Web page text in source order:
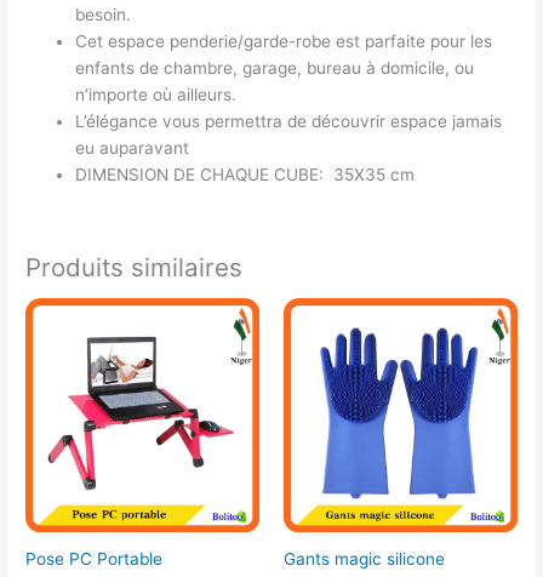
besoin.
Cet espace penderie/garde-robe est parfaite pour les
enfants de chambre, garage, bureau à domicile, ou
n’importe où ailleurs.
L’élégance vous permettra de découvrir espace jamais
eu auparavant
DIMENSION DE CHAQUE CUBE: 35X35 cm
Produits similaires
Pose PC Portable Gants magic silicone